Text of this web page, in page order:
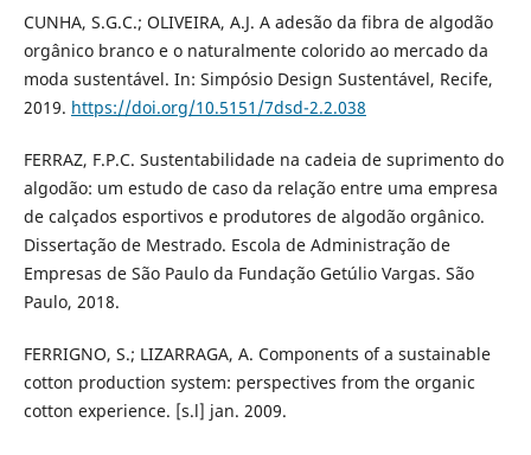
CUNHA, S.G.C.; OLIVEIRA, A.J. A adesão da fibra de algodão
orgânico branco e o naturalmente colorido ao mercado da
moda sustentável. In: Simpósio Design Sustentável, Recife,
2019. https://doi.org/10.5151/7dsd-2.2.038
FERRAZ, F.P.C. Sustentabilidade na cadeia de suprimento do
algodão: um estudo de caso da relação entre uma empresa
de calçados esportivos e produtores de algodão orgânico.
Dissertação de Mestrado. Escola de Administração de
Empresas de São Paulo da Fundação Getúlio Vargas. São
Paulo, 2018.
FERRIGNO, S.; LIZARRAGA, A. Components of a sustainable
cotton production system: perspectives from the organic
cotton experience. [s.l] jan. 2009.